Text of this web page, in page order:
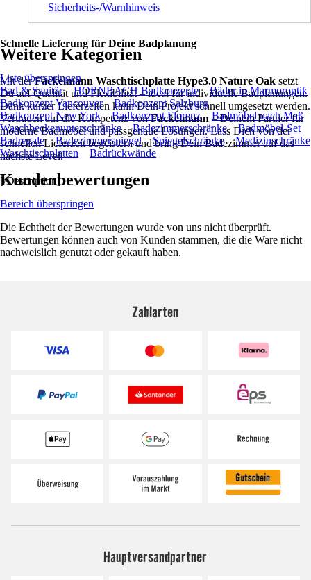
Schnelle Lieferung für Deine Badplanung
Mit derFackelmann Waschtischplatte Hype3.0 Nature Oak setzt
Du auf Qualität und Flexibilität – ideal für individuelle Badplanungen.
Dank kurzer Lieferzeiten kann Dein Projekt schnell umgesetzt werden.
Vertrauen auf die Kompetenz vonFackelmann – Deinem Partner für
moderne Badmöbel und passgenaue Lösungen. Lass Dich von der
schnellen Lieferzeit begeistern und bring Dein Badezimmer auf das
nächste Level.
[/Description]
Sicherheits-/Warnhinweis
Weitere Kategorien
Liste überspringen
Bad & Sanitär
HORNBACH Badkonzepte
Bäder in Marmoroptik
Badkonzept Vancouver
Badkonzept Salzburg
Badkonzept New York
Badkonzept Florenz
Badmöbel nach Maß
Waschbeckenunterschränke
Badezimmerschränke
Badmöbel-Set
Badregale
Badezimmerspiegel Spiegelschränke
Medizinschränke
Waschtischplatten
Badrückwände
Kundenbewertungen
Bereich überspringen
Die Echtheit der Bewertungen wurde von uns nicht überprüft.
Bewertungen können auch von Kunden stammen, die die Ware nicht
nachweislich genutzt oder gekauft haben.
Zahlarten
Hauptversandpartner